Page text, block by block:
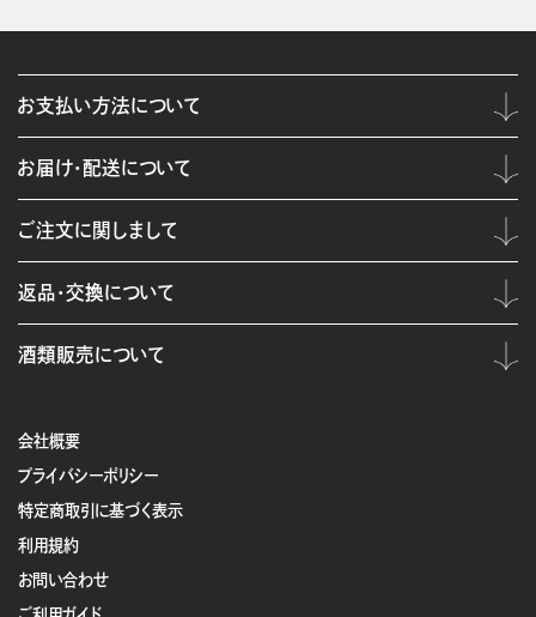
会社概要
プライバシーポリシー
特定商取引に基づく表示
利用規約
お問い合わせ
お支払い方法について
お届け・配送について
ご注文に関しまして
返品・交換について
酒類販売について